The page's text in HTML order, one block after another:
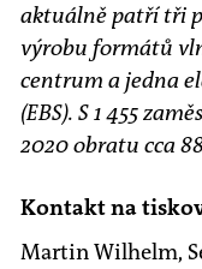
aktuálně patří tři
výrobu formátů
centrum a jedna
(EBS). S 1 455
2020 obratu cca
Kontakt na
Martin Wilhelm,